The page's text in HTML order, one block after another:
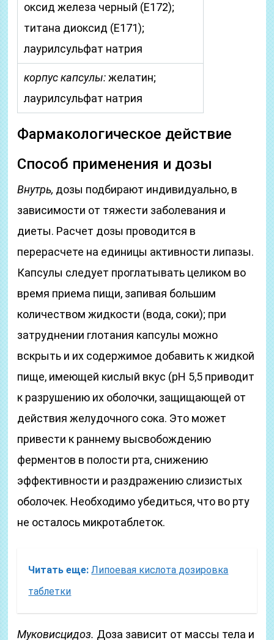
оксид железа черный (Е172);
титана диоксид (Е171);
лаурилсульфат натрия
корпус капсулы:желатин;
лаурилсульфат натрия
Фармакологическое действие
Способ применения и дозы
Внутрь, дозы подбирают индивидуально, в
зависимости от тяжести заболевания и
диеты. Расчет дозы проводится в
перерасчете на единицы активности липазы.
Капсулы следует проглатывать целиком во
время приема пищи, запивая большим
количеством жидкости (вода, соки); при
затруднении глотания капсулы можно
вскрыть и их содержимое добавить к жидкой
пище, имеющей кислый вкус (рН 5,5 приводит
к разрушению их оболочки, защищающей от
действия желудочного сока. Это может
привести к раннему высвобождению
ферментов в полости рта, снижению
эффективности и раздражению слизистых
оболочек. Необходимо убедиться, что во рту
не осталось микротаблеток.
Читать еще: Липоевая кислота дозировка
таблетки
Муковисцидоз. Доза зависит от массы тела и